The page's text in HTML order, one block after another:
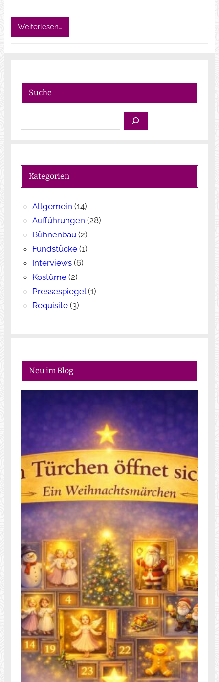
Weiterlesen…
Suche
u
n
Kategorien
Allgemein (14)
Aufführungen (28)
Bühnenbau (2)
Fundstücke(1)
Interviews(6)
Kostüme(2)
Pressespiegel (1)
Requisite(3)
Neu im Blog